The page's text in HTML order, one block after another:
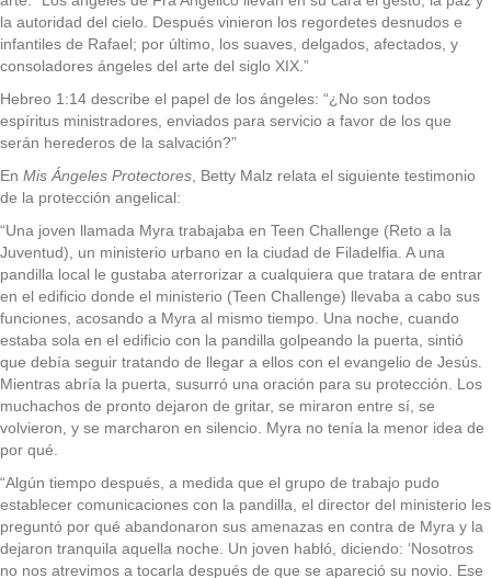
la autoridad del cielo. Después vinieron los regordetes desnudos e
infantiles de Rafael; por último, los suaves, delgados, afectados, y
consoladores ángeles del arte del siglo XIX.”
Hebreo 1:14 describe el papel de los ángeles: “¿No son todos
espíritus ministradores, enviados para servicio a favor de los que
serán herederos de la salvación?”
En Mis Ángeles Protectores , Betty Malz relata el siguiente testimonio
de la protección angelical:
“Una joven llamada Myra trabajaba en Teen Challenge (Reto a la
Juventud), un ministerio urbano en la ciudad de Filadelfia. A una
pandilla local le gustaba aterrorizar a cualquiera que tratara de entrar
en el edificio donde el ministerio (Teen Challenge) llevaba a cabo sus
funciones, acosando a Myra al mismo tiempo. Una noche, cuando
estaba sola en el edificio con la pandilla golpeando la puerta, sintió
que debía seguir tratando de llegar a ellos con el evangelio de Jesús.
Mientras abría la puerta, susurró una oración para su protección. Los
muchachos de pronto dejaron de gritar, se miraron entre sí, se
volvieron, y se marcharon en silencio. Myra no tenía la menor idea de
por qué.
“Algún tiempo después, a medida que el grupo de trabajo pudo
establecer comunicaciones con la pandilla, el director del ministerio les
preguntó por qué abandonaron sus amenazas en contra de Myra y la
dejaron tranquila aquella noche. Un joven habló, diciendo: ‘Nosotros
no nos atrevimos a tocarla después de que se apareció su novio. Ese